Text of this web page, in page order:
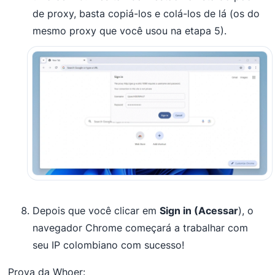
de proxy, basta copiá-los e colá-los de lá (os do
mesmo proxy que você usou na etapa 5).
Depois que você clicar emSign in (Acessar), o
navegador Chrome começará a trabalhar com
seu IP colombiano com sucesso!
Prova da Whoer: